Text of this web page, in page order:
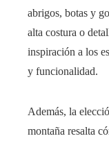
abrigos, botas y
alta costura o
inspiración a los
y funcionalidad.
Además, la
montaña resalta